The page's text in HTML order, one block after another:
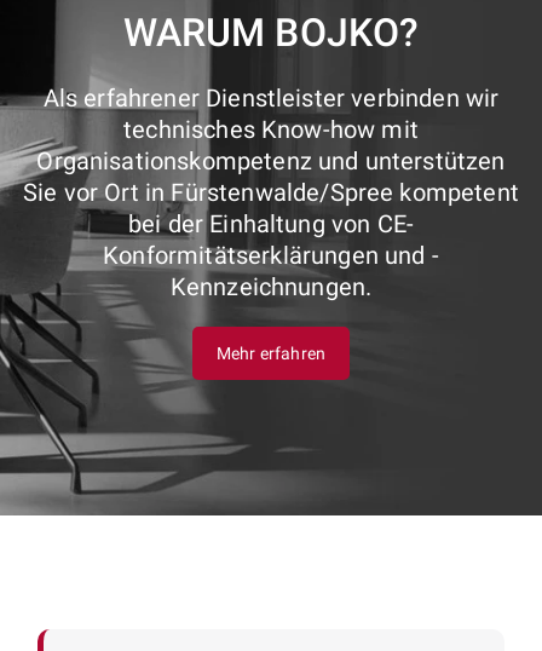
WARUM BOJKO?
Als erfahrener Dienstleister verbinden wir
technisches Know-how mit
Organisationskompetenz und unterstützen
Sie vor Ort in Fürstenwalde/Spree kompetent
bei der Einhaltung von CE-
Konformitätserklärungen und -
Kennzeichnungen.
Mehr erfahren